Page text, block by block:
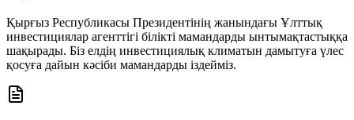
Қырғыз Республикасы Президентінің жанындағы Ұлттық
инвестициялар агенттігі білікті мамандарды ынтымақтастыққа
шақырады. Біз елдің инвестициялық климатын дамытуға үлес
қосуға дайын кәсіби мамандарды іздейміз.